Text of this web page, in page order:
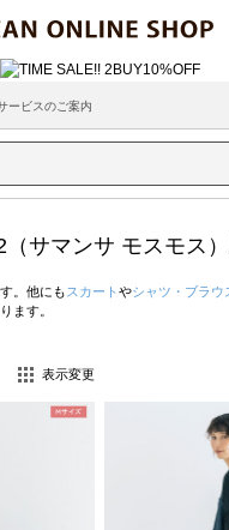
ービスのご案内
（サマンサ モスモス
。他にも スカート やシャツ・ブラウ
ます。
表示変更